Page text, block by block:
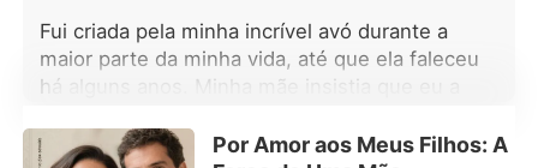
Fui criada pela minha incrível avó durante a
maior parte da minha vida, até que ela faleceu
há alguns anos. Minha mãe insistia que eu a
estranha na rua, e como era minha única
Por Amor aos Meus Filhos: A